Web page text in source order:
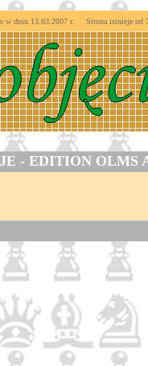
w dniu 13.03.2007 r. Strona istnieje od
- EDITION OLMS